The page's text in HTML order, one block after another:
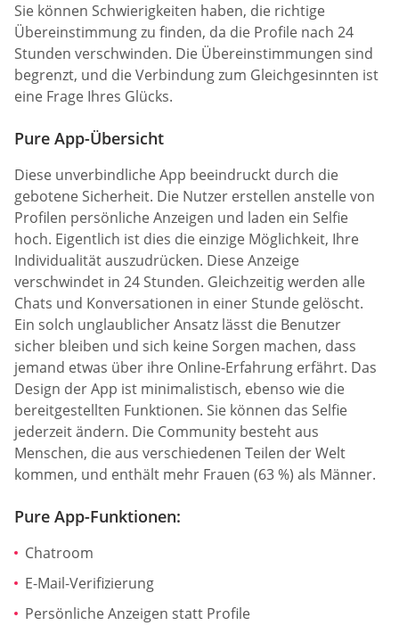
Sie können Schwierigkeiten haben, die richtige
Übereinstimmung zu finden, da die Profile nach 24
Stunden verschwinden. Die Übereinstimmungen sind
begrenzt, und die Verbindung zum Gleichgesinnten ist
eine Frage Ihres Glücks.
Pure App-Übersicht
Diese unverbindliche App beeindruckt durch die
gebotene Sicherheit. Die Nutzer erstellen anstelle von
Profilen persönliche Anzeigen und laden ein Selfie
hoch. Eigentlich ist dies die einzige Möglichkeit, Ihre
Individualität auszudrücken. Diese Anzeige
verschwindet in 24 Stunden. Gleichzeitig werden alle
Chats und Konversationen in einer Stunde gelöscht.
Ein solch unglaublicher Ansatz lässt die Benutzer
sicher bleiben und sich keine Sorgen machen, dass
jemand etwas über ihre Online-Erfahrung erfährt. Das
Design der App ist minimalistisch, ebenso wie die
bereitgestellten Funktionen. Sie können das Selfie
jederzeit ändern. Die Community besteht aus
Menschen, die aus verschiedenen Teilen der Welt
kommen, und enthält mehr Frauen (63 %) als Männer.
Pure App-Funktionen:
Chatroom
E-Mail-Verifizierung
Persönliche Anzeigen statt Profile